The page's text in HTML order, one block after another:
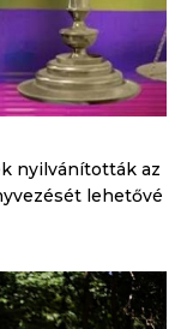
nyilvánították az
lehetővé